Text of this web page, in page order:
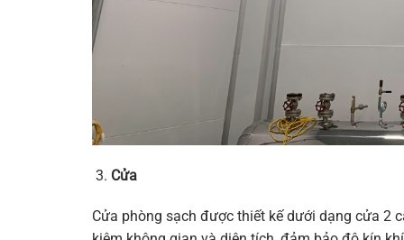
Cửa
Cửa phòng sạch được thiết kế dưới dạng cửa 2